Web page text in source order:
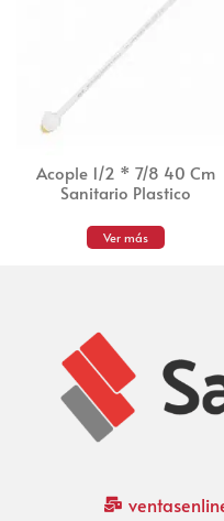
Acople 1/2 * 7/8 40 Cm
Sanitario Plastico
Ver más